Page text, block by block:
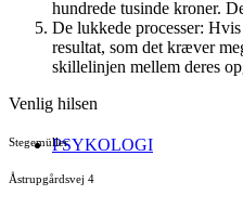
PSYKOLOGI
hundrede tusinde kroner.
De lukkede processer:
resultat, som det kræver
skillelinjen mellem deres
Venlig hilsen
Stegemüller
Åstrupgårdsvej 4